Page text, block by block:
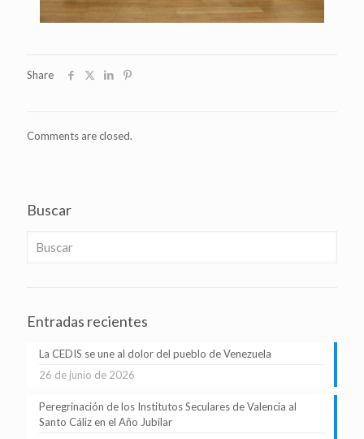
Share
Comments are closed.
Buscar
Entradas recientes
La CEDIS se une al dolor del pueblo de Venezuela
26 de junio de 2026
Peregrinación de los Institutos Seculares de Valencia al
Santo Cáliz en el Año Jubilar